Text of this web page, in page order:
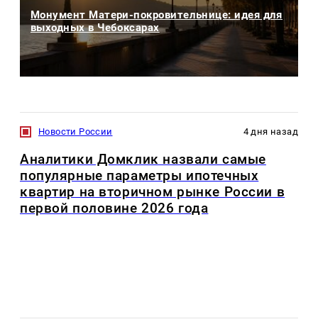
Монумент Матери-покровительнице: идея для
выходных в Чебоксарах
Новости России 4 дня назад
Аналитики Домклик назвали самые
популярные параметры ипотечных
квартир на вторичном рынке России в
первой половине 2026 года